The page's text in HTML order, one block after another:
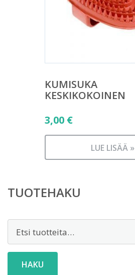
KUMISUKA
KESKIKOKOINEN
3,00 €
LUE LISÄÄ »
TUOTEHAKU
HAKU